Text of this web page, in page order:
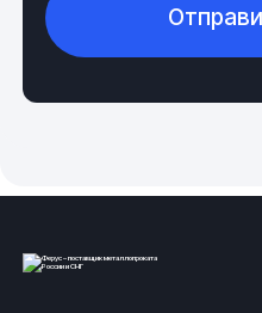
Деформация металла.
на заготовки нужной